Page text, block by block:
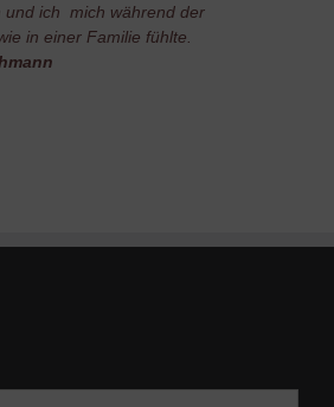
und ich mich während der
in einer Familie fühlte.